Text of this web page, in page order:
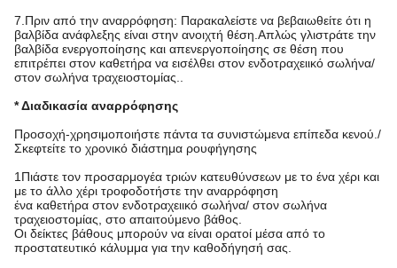
7.Πριν από την αναρρόφηση: Παρακαλείστε να βεβαιωθείτε ότι η
βαλβίδα ανάφλεξης είναι στην ανοιχτή θέση.Απλώς γλιστράτε την
βαλβίδα ενεργοποίησης και απενεργοποίησης σε θέση που
επιτρέπει στον καθετήρα να εισέλθει στον ενδοτραχειικό σωλήνα/
στον σωλήνα τραχειοστομίας..
* Διαδικασία αναρρόφησης
Προσοχή-χρησιμοποιήστε πάντα τα συνιστώμενα επίπεδα κενού./
Σκεφτείτε το χρονικό διάστημα ρουφήγησης
1Πιάστε τον προσαρμογέα τριών κατευθύνσεων με το ένα χέρι και
με το άλλο χέρι τροφοδοτήστε την αναρρόφηση
ένα καθετήρα στον ενδοτραχειικό σωλήνα/ στον σωλήνα
τραχειοστομίας, στο απαιτούμενο βάθος.
Οι δείκτες βάθους μπορούν να είναι ορατοί μέσα από το
προστατευτικό κάλυμμα για την καθοδήγησή σας.